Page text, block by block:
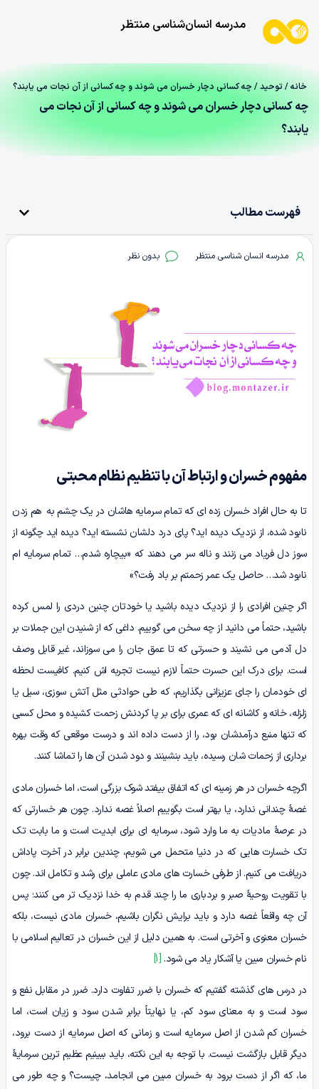
مدرسه انسان‌شناسی منتظر
خانه/ توحید/ چه کسانی دچار خسران می‌ شوند و چه کسانی از آن نجات می‌ یابند؟
چه کسانی دچار خسران می‌ شوند و چه کسانی از آن نجات می‌
یابند؟
فهرست مطالب
مدرسه انسان شناسی منتظر بدون نظر
مفهوم خسران و ارتباط آن با تنظیم نظام محبتی
تا به حال افراد خسران زده ای که تمام سرمایه هاشان در یک چشم به هم زدن
نابود شده، از نزدیک دیده اید؟ پای درد دلشان نشسته اید؟ دیده اید چگونه از
سوز دل فریاد می زنند و ناله سر می دهند که «بیچاره شدم… تمام سرمایه ام
نابود شد… حاصل یک عمر زحمتم بر باد رفت؟»
اگر چنین افرادی را از نزدیک دیده باشید یا خودتان چنین دردی را لمس کرده
باشید، حتماً می دانید از چه سخن می گوییم. داغی که از شنیدن این جملات بر
دل آدمی می نشیند و حسرتی که تا عمق جان را می سوزاند، غیر قابل وصف
است. برای درک این حسرت حتماً لازم نیست تجربه اش کنیم. کافیست لحظه
ای خودمان را جای عزیزانی بگذاریم، که طی حوادثی مثل آتش سوزی، سیل یا
زلزله، خانه و کاشانه ای که عمری برای بر پا کردنش زحمت کشیده و محل کسبی
که تنها منبع درآمدشان بود، را از دست داده اند و درست موقعی که وقت بهره
برداری از زحمات شان رسیده، باید بنشینند و دود شدن آن ها را تماشا کنند.
اگرچه خسران در هر زمینه ای که اتفاق بیفتد شوک بزرگی است، اما خسران مادی
غصۀ چندانی ندارد، یا بهتر است بگوییم اصلاً غصه ندارد. چون هر خسارتی که
در عرصۀ مادیات به ما وارد شود، سرمایه ای برای ابدیت است و ما بابت تک
تک خسارت هایی که در دنیا متحمل می شویم، چندین برابر در آخرت پاداش
دریافت می کنیم. از طرفی خسارت های مادی عاملی برای رشد و تکامل اند. چون
با تقویت روحیۀ صبر و بردباری ما را چند قدم به خدا نزدیک تر می کنند؛ پس
آن چه واقعاً غصه دارد و باید برایش نگران باشیم، خسران مادی نیست، بلکه
خسران معنوی و آخرتی است. به همین دلیل از این خسران در تعالیم اسلامی با
نام خسران مبین یا آشکار یاد می شود. [1]
در درس های گذشته گفتیم که خسران با ضرر تفاوت دارد. ضرر در مقابل نفع و
سود است و به معنای سود کم، یا نهایتاً برابر شدن سود و زیان است، اما
خسران کم شدن از اصل سرمایه است و زمانی که اصل سرمایه از دست برود،
دیگر قابل بازگشت نیست. با توجه به این نکته، باید ببینیم عظیم ترین سرمایۀ
ما، که اگر از دست برود به خسران مبین می انجامد، چیست؟ و چه طور می